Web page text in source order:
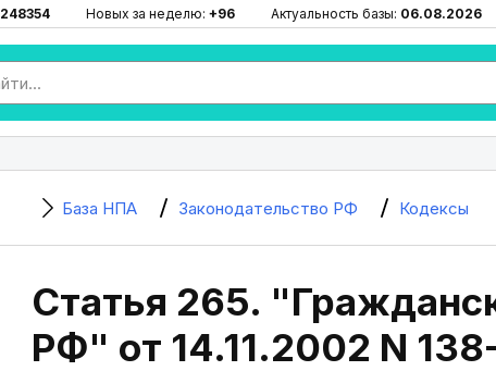
248354 Новых за неделю: +96 Актуальность базы: 06.08.2026
База НПА Законодательство РФ Кодексы
Статья 265.
РФ" от 14.11.2002 N